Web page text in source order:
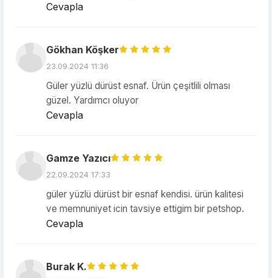
Cevapla
Gökhan Köşker
23.09.2024 11:36
Güler yüzlü dürüst esnaf. Ürün çeşitlili olması
güzel. Yardımcı oluyor
Cevapla
Gamze Yazıcı
22.09.2024 17:33
güler yüzlü dürüst bir esnaf kendisi. ürün kalitesi
ve memnuniyet icin tavsiye ettigim bir petshop.
Cevapla
Burak K.